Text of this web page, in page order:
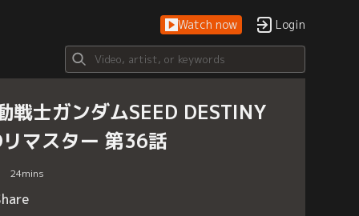
Watch now Login
戦士ガンダムSEED DESTINY
マスター 第36話
24mins